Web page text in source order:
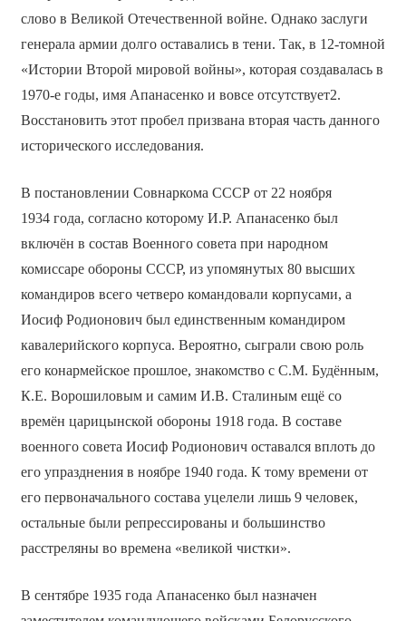
слово в Великой Отечественной войне. Однако заслуги
генерала армии долго оставались в тени. Так, в 12-томной
«Истории Второй мировой войны», которая создавалась в
1970-е годы, имя Апанасенко и вовсе отсутствует2.
Восстановить этот пробел призвана вторая часть данного
исторического исследования.
В постановлении Совнаркома СССР от 22 ноября
1934 года, согласно которому И.Р. Апанасенко был
включён в состав Военного совета при народном
комиссаре обороны СССР, из упомянутых 80 высших
командиров всего четверо командовали корпусами, а
Иосиф Родионович был единственным командиром
кавалерийского корпуса. Вероятно, сыграли свою роль
его конармейское прошлое, знакомство с С.М. Будённым,
К.Е. Ворошиловым и самим И.В. Сталиным ещё со
времён царицынской обороны 1918 года. В составе
военного совета Иосиф Родионович оставался вплоть до
его упразднения в ноябре 1940 года. К тому времени от
его первоначального состава уцелели лишь 9 человек,
остальные были репрессированы и большинство
расстреляны во времена «великой чистки».
В сентябре 1935 года Апанасенко был назначен